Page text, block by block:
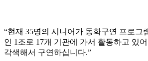
“현재 35명의 시니어가 동화구연 프로그
인 1조로 17개 기관에 가서 활동하고 있
각색해서 구연하십니다.”